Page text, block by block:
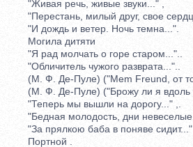
"Живая речь, живые звуки..." ,
"Перестань, милый друг, свое
"И дождь и ветер. Ночь темна...".
Могила дитяти
"Я рад молчать о горе старом..."..
"Обличитель чужого разврата..."..
(М. Ф. Де-Пуле) ("Mem Freund, от
(М. Ф. Де-Пуле) ("Брожу ли я вдоль
"Теперь мы вышли на дорогу..." ,.
"Бедная молодость, дни
"За прялкою баба в поняве сидит..."
Портной .